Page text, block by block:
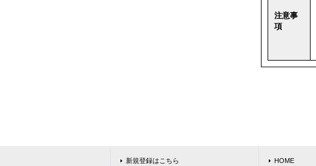
注意事
項
新規登録はこちら HOME